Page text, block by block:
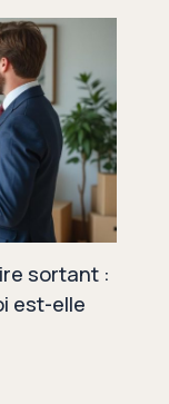
sortant :
est-elle